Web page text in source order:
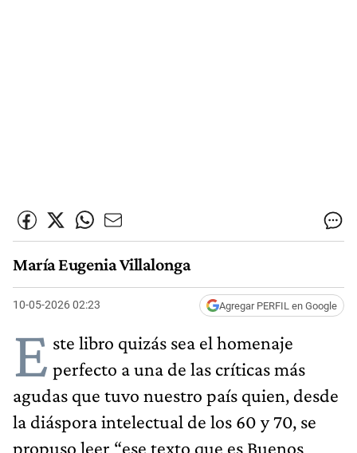
María Eugenia Villalonga
10-05-2026 02:23 Agregar PERFIL en Google
E ste libro quizás sea el homenaje
perfecto a una de las críticas más
agudas que tuvo nuestro país quien, desde
la diáspora intelectual de los 60 y 70, se
propuso leer “ese texto que es Buenos